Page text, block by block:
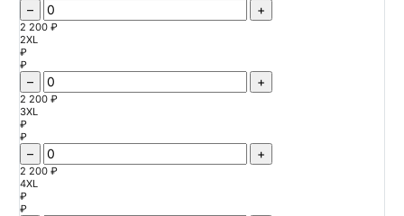
– +
2 200 ₽
2XL
₽
₽
– +
2 200 ₽
3XL
₽
₽
– +
2 200 ₽
4XL
₽
₽